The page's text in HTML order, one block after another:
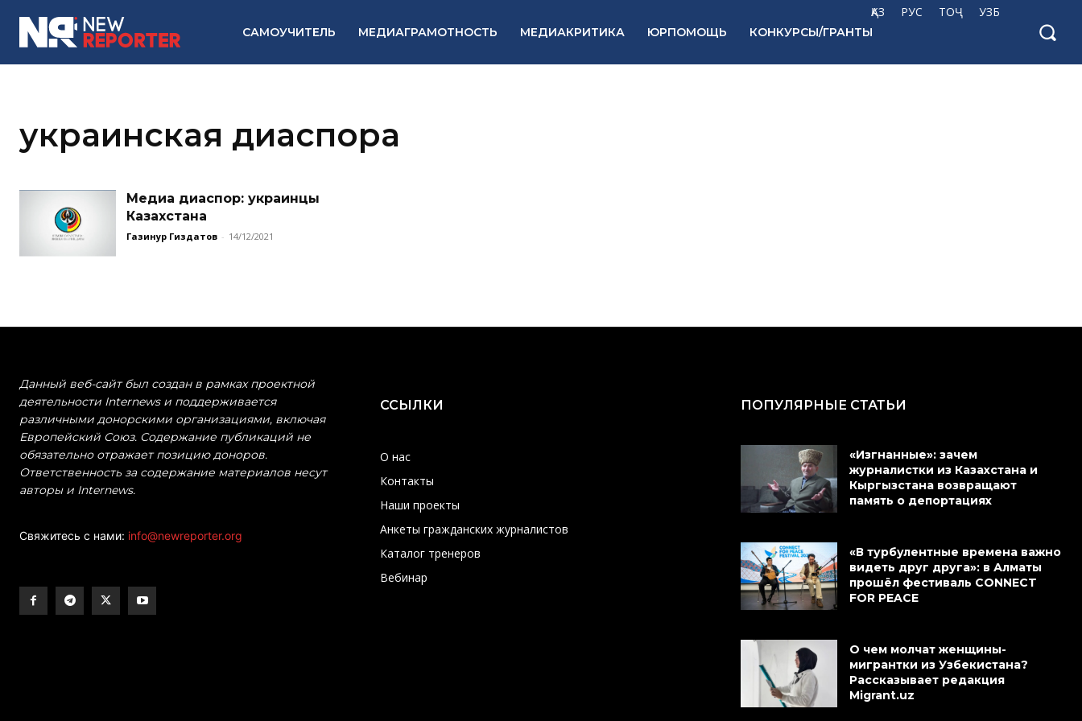
ҚАЗ РУС ТОҶ УЗБ
САМОУЧИТЕЛЬ МЕДИАГРАМОТНОСТЬ МЕДИАКРИТИКА ЮРПОМОЩЬ КОНКУРСЫ/ГРАНТЫ
украинская диаспора
Медиа диаспор: украинцы
Казахстана
Газинур Гиздатов - 14/12/2021
Данный веб-сайт был создан в рамках проектной
деятельности Internews и поддерживается
различными донорскими организациями, включая
Европейский Союз. Содержание публикаций не
обязательно отражает позицию доноров.
Ответственность за содержание материалов несут
авторы и Internews.
Свяжитесь с нами: info@newreporter.org
ССЫЛКИ
О нас
Контакты
Наши проекты
Анкеты гражданских журналистов
Каталог тренеров
Вебинар
ПОПУЛЯРНЫЕ СТАТЬИ
«Изгнанные»: зачем
журналистки из Казахстана и
Кыргызстана возвращают
память о депортациях
«В турбулентные времена важно
видеть друг друга»: в Алматы
прошёл фестиваль CONNECT
FOR PEACE
О чем молчат женщины-
мигрантки из Узбекистана?
Рассказывает редакция
Migrant.uz